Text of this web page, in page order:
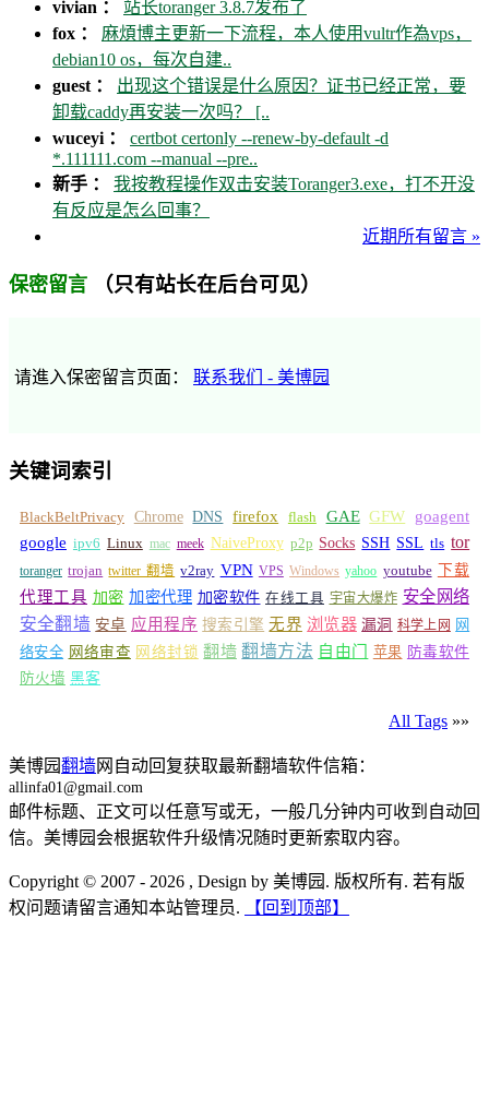
vivian ： 站长toranger 3.8.7发布了
fox ： 麻煩博主更新一下流程，本人使用vultr作為vps，
debian10 os，每次自建..
guest ： 出现这个错误是什么原因？证书已经正常，要
卸载caddy再安装一次吗？ [..
wuceyi ： certbot certonly --renew-by-default -d
*.111111.com --manual --pre..
新手 ： 我按教程操作双击安装Toranger3.exe，打不开没
有反应是怎么回事？
近期所有留言 »
保密留言 （只有站长在后台可见）
请進入保密留言页面： 联系我们 - 美博园
关键词索引
BlackBeltPrivacy Chrome DNS firefox flash GAE GFW
goagent
google ipv6 Linux mac meek NaiveProxy p2p Socks SSH SSL tls tor
toranger trojan twitter 翻墙 v2ray VPN VPS Windows yahoo youtube 下载
代理工具 加密 加密代理 加密软件 在线工具 宇宙大爆炸 安全网络
安全翻墙 安卓 应用程序 搜索引擎 无界 浏览器 漏洞 科学上网 网
络安全 网络审查 网络封锁 翻墙 翻墙方法 自由门 苹果 防毒软件
防火墙 黑客
All Tags »»
美博园翻墙网自动回复获取最新翻墙软件信箱：
allinfa01@gmail.com
邮件标题、正文可以任意写或无，一般几分钟内可收到自动回
信。美博园会根据软件升级情况随时更新索取内容。
Copyright © 2007 - 2026 , Design by 美博园. 版权所有. 若有版
权问题请留言通知本站管理员.
【回到顶部】